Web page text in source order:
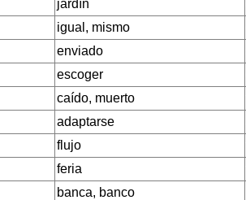
jardín
igual, mismo
enviado
escoger
caído, muerto
adaptarse
flujo
feria
banca, banco